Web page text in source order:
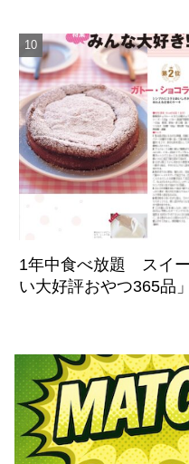
1年中食べ放題 スイ
い大好評おやつ365品